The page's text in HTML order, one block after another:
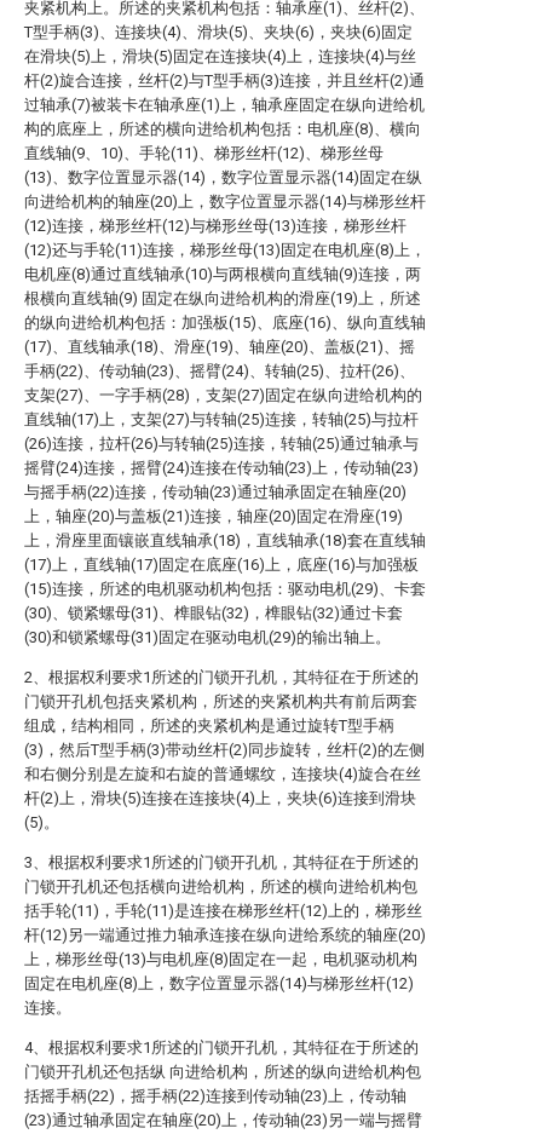
夹紧机构上。所述的夹紧机构包括：轴承座(1)、丝杆(2)、
T型手柄(3)、连接块(4)、滑块(5)、夹块(6)，夹块(6)固定
在滑块(5)上，滑块(5)固定在连接块(4)上，连接块(4)与丝
杆(2)旋合连接，丝杆(2)与T型手柄(3)连接，并且丝杆(2)通
过轴承(7)被装卡在轴承座(1)上，轴承座固定在纵向进给机
构的底座上，所述的横向进给机构包括：电机座(8)、横向
直线轴(9、10)、手轮(11)、梯形丝杆(12)、梯形丝母
(13)、数字位置显示器(14)，数字位置显示器(14)固定在纵
向进给机构的轴座(20)上，数字位置显示器(14)与梯形丝杆
(12)连接，梯形丝杆(12)与梯形丝母(13)连接，梯形丝杆
(12)还与手轮(11)连接，梯形丝母(13)固定在电机座(8)上，
电机座(8)通过直线轴承(10)与两根横向直线轴(9)连接，两
根横向直线轴(9) 固定在纵向进给机构的滑座(19)上，所述
的纵向进给机构包括：加强板(15)、底座(16)、纵向直线轴
(17)、直线轴承(18)、滑座(19)、轴座(20)、盖板(21)、摇
手柄(22)、传动轴(23)、摇臂(24)、转轴(25)、拉杆(26)、
支架(27)、一字手柄(28)，支架(27)固定在纵向进给机构的
直线轴(17)上，支架(27)与转轴(25)连接，转轴(25)与拉杆
(26)连接，拉杆(26)与转轴(25)连接，转轴(25)通过轴承与
摇臂(24)连接，摇臂(24)连接在传动轴(23)上，传动轴(23)
与摇手柄(22)连接，传动轴(23)通过轴承固定在轴座(20)
上，轴座(20)与盖板(21)连接，轴座(20)固定在滑座(19)
上，滑座里面镶嵌直线轴承(18)，直线轴承(18)套在直线轴
(17)上，直线轴(17)固定在底座(16)上，底座(16)与加强板
(15)连接，所述的电机驱动机构包括：驱动电机(29)、卡套
(30)、锁紧螺母(31)、榫眼钻(32)，榫眼钻(32)通过卡套
(30)和锁紧螺母(31)固定在驱动电机(29)的输出轴上。
2、根据权利要求1所述的门锁开孔机，其特征在于所述的
门锁开孔机包括夹紧机构，所述的夹紧机构共有前后两套
组成，结构相同，所述的夹紧机构是通过旋转T型手柄
(3)，然后T型手柄(3)带动丝杆(2)同步旋转，丝杆(2)的左侧
和右侧分别是左旋和右旋的普通螺纹，连接块(4)旋合在丝
杆(2)上，滑块(5)连接在连接块(4)上，夹块(6)连接到滑块
(5)。
3、根据权利要求1所述的门锁开孔机，其特征在于所述的
门锁开孔机还包括横向进给机构，所述的横向进给机构包
括手轮(11)，手轮(11)是连接在梯形丝杆(12)上的，梯形丝
杆(12)另一端通过推力轴承连接在纵向进给系统的轴座(20)
上，梯形丝母(13)与电机座(8)固定在一起，电机驱动机构
固定在电机座(8)上，数字位置显示器(14)与梯形丝杆(12)
连接。
4、根据权利要求1所述的门锁开孔机，其特征在于所述的
门锁开孔机还包括纵 向进给机构，所述的纵向进给机构包
括摇手柄(22)，摇手柄(22)连接到传动轴(23)上，传动轴
(23)通过轴承固定在轴座(20)上，传动轴(23)另一端与摇臂